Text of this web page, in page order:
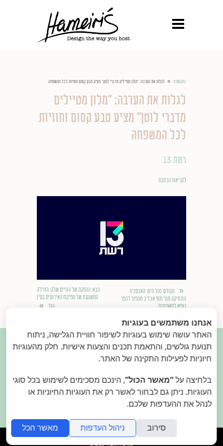
בתקשורת » לגלות את הערבה: "מלון מטיילים מדברי לוטן" מציע טבע קסום וחוויות לכל המשפחה
לגלות את הערבה: "מלון מטיילים
מדברי לוטן" מציע טבע קסום וחוויות
לכל המשפחה
רשת 13
לקריאת הכתבה
« הקודם: מול הים: האכסניה
הוותיקה מול חוף אכזיב תהפוך לכפר
נופש למשפחות
הבא: ההפקה של החיים שלה: הווילה
המשגעת של מפיקת האירועים בעין
הוד
»

בואו נהיה בקשר.פנו אלינו
2015. המאירי- עיצוב בתי מלון. הילה ודן המאירי
folyou
אנחנו משתמשים בעוגיות
האתר עושה שימוש בעוגיות לשיפור חוויית הגלישה, ניתוח
תנועת גולשים, והתאמת תכנים והצעות אישיות. חלק מהעוגיות
חיוניות לפעילות התקינה של האתר.
בלחיצה על“מאשר הכול”, הינכם מסכימים לשימוש בכל סוגי
העוגיות. ניתן גם לבחור לאשר רק את העוגיות החיוניות או
לנהל את ההעדפות שלכם.
סירוב ניהול העדפות מאשר הכל